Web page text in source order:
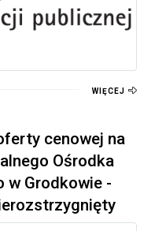
WIĘCEJ
cenowej na
Ośrodka
w Grodkowie -